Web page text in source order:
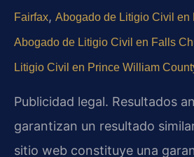
Fairfax, Abogado de Litigio Civil en
Abogado de Litigio Civil en Falls
Litigio Civil en Prince William
Publicidad legal. Resultados
garantizan un resultado
sitio web constituye una